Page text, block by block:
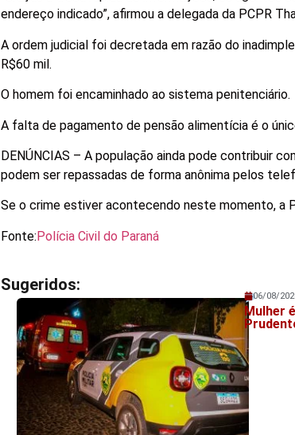
endereço indicado”, afirmou a delegada da PCPR
A ordem judicial foi decretada em razão do
R$60 mil.
O homem foi encaminhado ao sistema penitenciário.
A falta de pagamento de pensão alimentícia é o
DENÚNCIAS – A população ainda pode contribuir
podem ser repassadas de forma anônima pelos
Se o crime estiver acontecendo neste momento, a
Fonte:Polícia Civil do Paraná
Sugeridos:
Veja
06/08/
Mulher